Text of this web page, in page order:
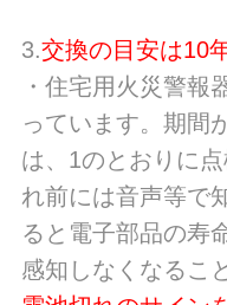
3.交換の目安は10
・住宅用火災警報
っています。期間
は、1のとおりに
れ前には音声等で
ると電子部品の寿
感知しなくなるこ